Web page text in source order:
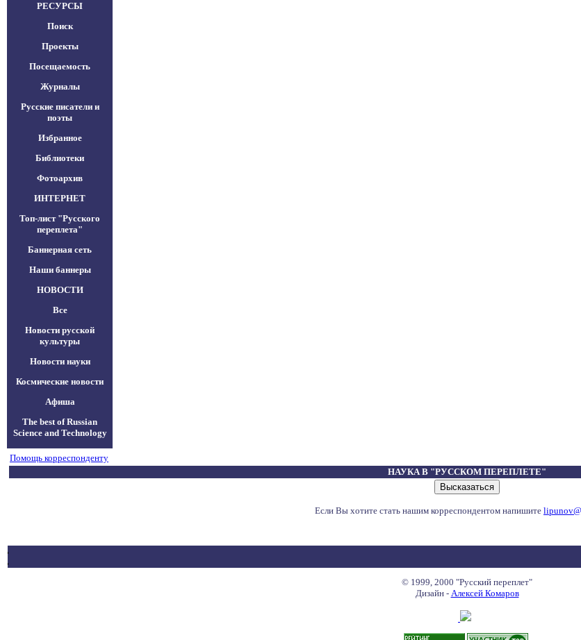
РЕСУРСЫ
Поиск
Проекты
Посещаемость
Журналы
Русские писатели и
поэты
Избранное
Библиотеки
Фотоархив
ИНТЕРНЕТ
Топ-лист "Русского
переплета"
Баннерная сеть
Наши баннеры
НОВОСТИ
Все
Новости русской
культуры
Новости науки
Космические новости
Афиша
The best of Russian
Science and Technology
Помощь корреспонденту
НАУКА В "РУССКОМ ПЕРЕПЛЕТЕ"
Если Вы хотите стать нашим корреспондентом напишите
© 1999, 2000 "Русский переплет"
Дизайн - Алексей Комаров